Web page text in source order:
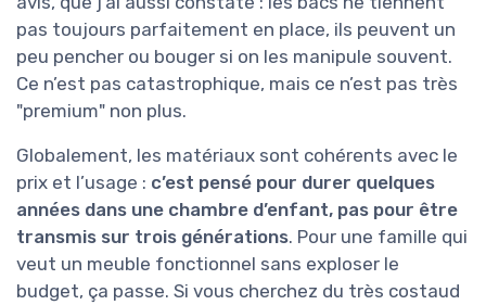
pas toujours parfaitement en place, ils peuvent un
peu pencher ou bouger si on les manipule souvent.
Ce n’est pas catastrophique, mais ce n’est pas très
"premium" non plus.
Globalement, les matériaux sont cohérents avec le
prix et l’usage : c’est pensé pour durer quelques
années dans une chambre d’enfant, pas pour être
transmis sur trois générations. Pour une famille qui
veut un meuble fonctionnel sans exploser le
budget, ça passe. Si vous cherchez du très costaud